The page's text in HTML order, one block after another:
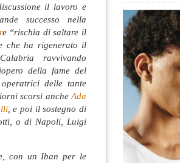
il lavoro e
successo nella
e “rischia di saltare il
che ha rigenerato il
ravvivando
della fame del
delle tante
scorsi anche Ada
, e poi il sostegno di
o di Napoli, Luigi
con un Iban per le